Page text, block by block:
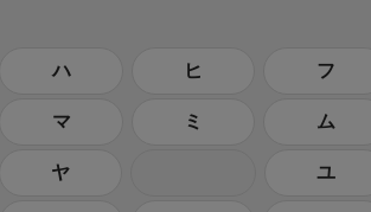
ハ ヒ フ
マ ミ ム
ヤ ユ